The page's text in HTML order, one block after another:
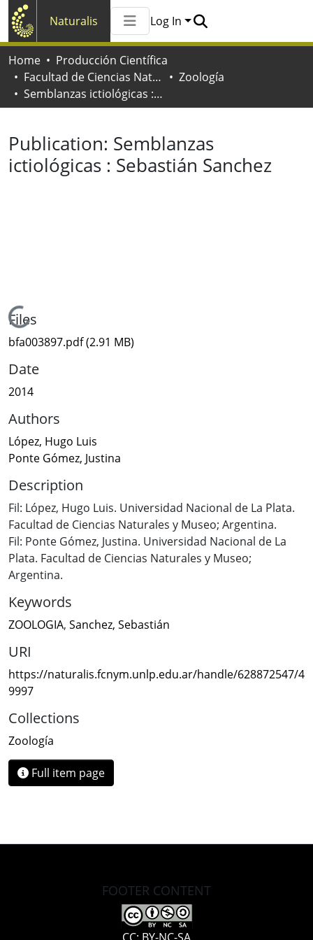
Naturalis
All of Naturalis
Log In
Home
Producción Científica
Facultad de Ciencias Naturales y Museo
Zoología
Semblanzas ictiológicas : Sebastián Sanchez
Publication: Semblanzas
ictiológicas : Sebastián Sanchez
Loading...
Files
bfa003897.pdf(2.91 MB)
Date
2014
Authors
López, Hugo Luis
Ponte Gómez, Justina
Description
Fil: López, Hugo Luis. Universidad Nacional de La Plata.
Facultad de Ciencias Naturales y Museo; Argentina.
Fil: Ponte Gómez, Justina. Universidad Nacional de La
Plata. Facultad de Ciencias Naturales y Museo;
Argentina.
Keywords
ZOOLOGIA, Sanchez, Sebastián
URI
https://naturalis.fcnym.unlp.edu.ar/handle/628872547/4
9997
Collections
Zoología
Full item page
FOOTER CONTENT